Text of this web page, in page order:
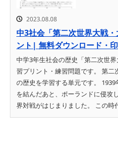
2023.08.08
中3社会「第二次世界大戦
ント| 無料ダウンロード・
中学3年生社会の歴史「第二次世
習プリント・練習問題です。 第
の歴史を学習する単元です。
を結んだあと、ポーランドに侵攻
界対戦がはじまりました。 この時